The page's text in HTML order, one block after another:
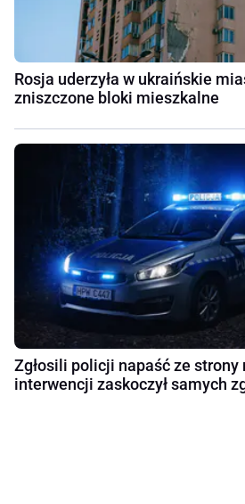
Rosja uderzyła w ukraińskie
zniszczone bloki mieszkalne
Zgłosili policji napaść ze strony
interwencji zaskoczył samych